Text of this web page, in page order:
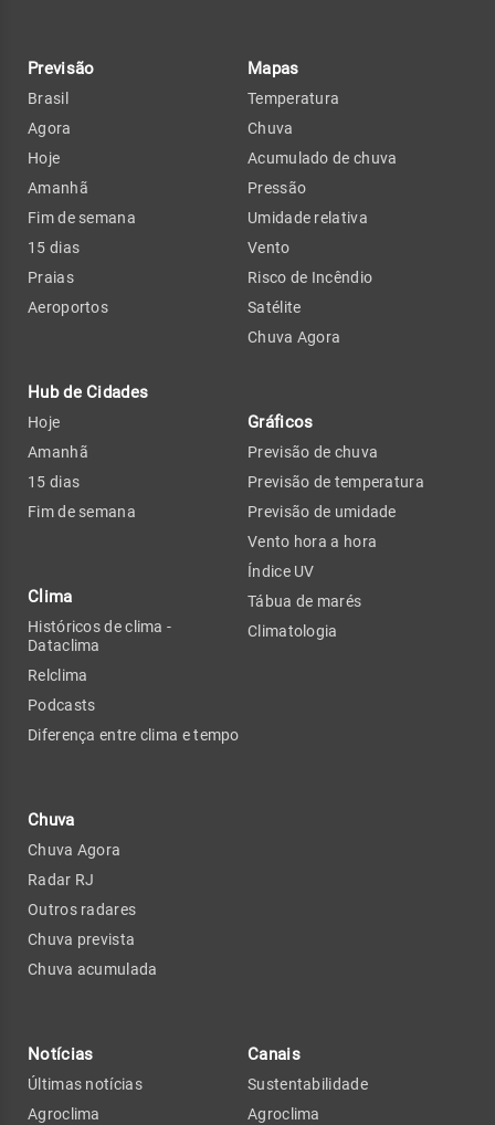
Previsão
Brasil
Agora
Hoje
Amanhã
Fim de semana
15 dias
Praias
Aeroportos
Hub de Cidades
Hoje
Amanhã
15 dias
Fim de semana
Clima
Históricos de clima -
Dataclima
Relclima
Podcasts
Diferença entre clima e tempo
Chuva
Chuva Agora
Radar RJ
Outros radares
Chuva prevista
Chuva acumulada
Mapas
Temperatura
Chuva
Acumulado de chuva
Pressão
Umidade relativa
Vento
Risco de Incêndio
Satélite
Chuva Agora
Gráficos
Previsão de chuva
Previsão de temperatura
Previsão de umidade
Vento hora a hora
Índice UV
Tábua de marés
Climatologia
Notícias
Últimas notícias
Agroclima
Canais
Sustentabilidade
Agroclima